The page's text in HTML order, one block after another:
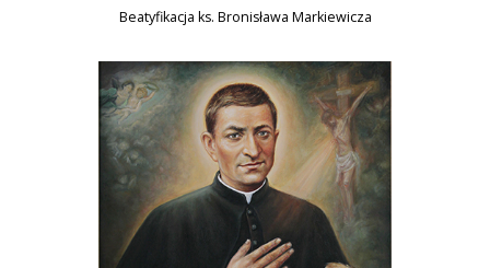
Beatyfikacja ks. Bronisława Markiewicza